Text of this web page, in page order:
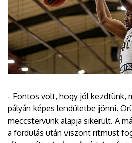
- Fontos volt, hogy jól kezdtünk,
pályán képes lendületbe jönni.
meccstervünk alapja sikerült. A
a fordulás után viszont ritmust